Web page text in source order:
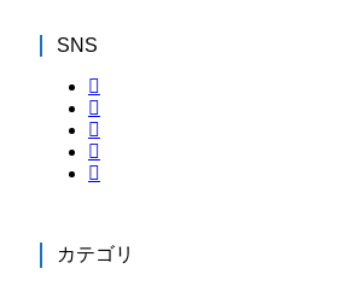
SNS
カテゴリ